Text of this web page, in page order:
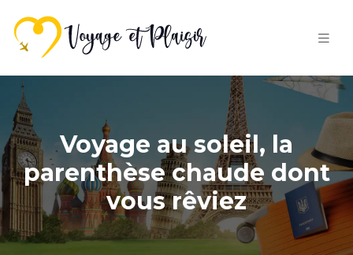
Voyage au soleil, la
parenthèse chaude dont
vous rêviez